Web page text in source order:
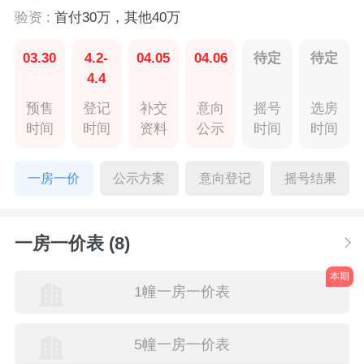
验资 : 首付30万，其他40万
03.30
预售
时间
4.2-
4.4
登记
时间
04.05
补交
资料
04.06
意向
公示
待定
摇号
时间
待定
选房
时间
一房一价 公示方案 意向登记 摇号结果
一房一价表 (8)
1幢一房一价表
本期
5幢一房一价表